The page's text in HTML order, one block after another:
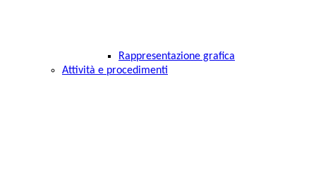
Rappresentazione grafica
Attività e procedimenti